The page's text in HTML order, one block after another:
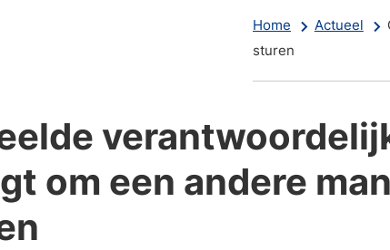
Home Actueel
sturen
om een andere